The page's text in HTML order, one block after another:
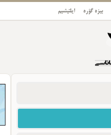
بیزه گؤره ایلتیشیم